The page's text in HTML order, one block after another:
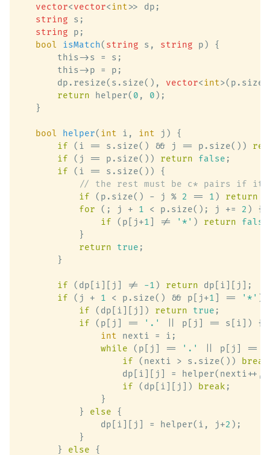
vector<vector<int>> dp;
string s;
string p;
bool
isMatch( string s, string p)
{
        this->s = s;
        this->p = p;
        dp.resize(s.size(),
vector<int
return helper( 0 , 0 );
    }
bool helper( int i, int j)
{
if (i == s.size() && j == p.size())
if (j == p.size()) return false ;
if (i == s.size()) {
// the rest must be c* pairs if it
if (p.size() - j % 2 == 1 ) return
for (; j + 1 < p.size(); j += 2 ) {
if (p[j+1 ] != '*' ) return false
            }
return
true ;
        }
if (dp[i][j] != -1 ) return dp[i][j];
if (j + 1 < p.size() && p[j+1 ] == '*' )
if (dp[i][j]) return true ;
if (p[j] == '.'
|| p[j] == s[i]) {
int nexti = i;
while (p[j] == '.'
|| p[j] ==
if (nexti > s.size()) break
dp[i][j] = helper(nexti++,
if (dp[i][j]) break ;
                }
            }
else {
                dp[i][j] = helper(i, j+
2 );
            }
        }
else {